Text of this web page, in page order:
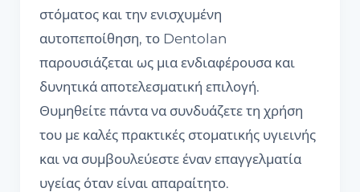
στόματος και την ενισχυμένη
αυτοπεποίθηση, το Dentolan
παρουσιάζεται ως μια ενδιαφέρουσα και
δυνητικά αποτελεσματική επιλογή.
Θυμηθείτε πάντα να συνδυάζετε τη χρήση
του με καλές πρακτικές στοματικής υγιεινής
και να συμβουλεύεστε έναν επαγγελματία
υγείας όταν είναι απαραίτητο.